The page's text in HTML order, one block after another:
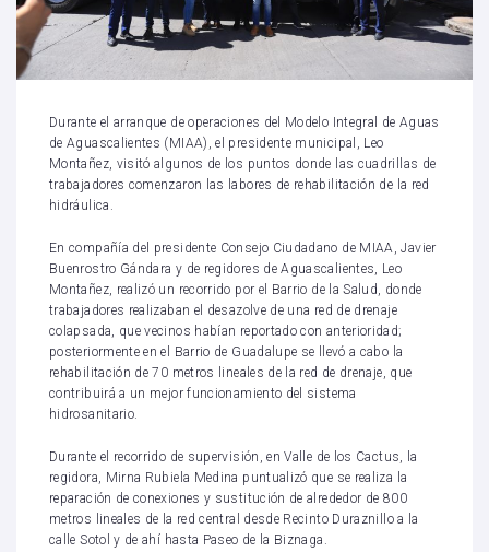
Durante el arranque de operaciones del Modelo Integral de Aguas
de Aguascalientes (MIAA), el presidente municipal, Leo
Montañez, visitó algunos de los puntos donde las cuadrillas de
trabajadores comenzaron las labores de rehabilitación de la red
hidráulica.
En compañía del presidente Consejo Ciudadano de MIAA, Javier
Buenrostro Gándara y de regidores de Aguascalientes, Leo
Montañez, realizó un recorrido por el Barrio de la Salud, donde
trabajadores realizaban el desazolve de una red de drenaje
colapsada, que vecinos habían reportado con anterioridad;
posteriormente en el Barrio de Guadalupe se llevó a cabo la
rehabilitación de 70 metros lineales de la red de drenaje, que
contribuirá a un mejor funcionamiento del sistema
hidrosanitario.
Durante el recorrido de supervisión, en Valle de los Cactus, la
regidora, Mirna Rubiela Medina puntualizó que se realiza la
reparación de conexiones y sustitución de alrededor de 800
metros lineales de la red central desde Recinto Duraznillo a la
calle Sotol y de ahí hasta Paseo de la Biznaga.